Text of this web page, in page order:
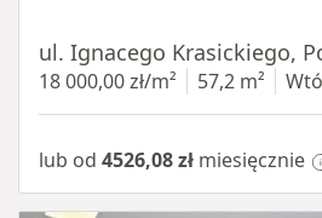
ul. Ignacego Krasickiego,
18 000,00 zł/m² 57,2 m²
lub od 4526,08 zł miesięcznie